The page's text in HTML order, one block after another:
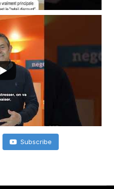
Subscribe